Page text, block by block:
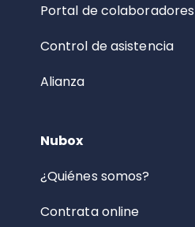
Portal de colaboradores
Control de asistencia
Alianza
Nubox
¿Quiénes somos?
Contrata online